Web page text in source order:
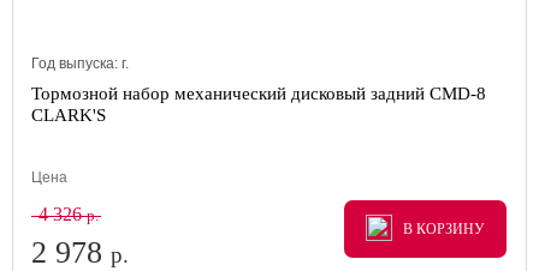
Год выпуска: г.
Тормозной набор механический дисковый задний CMD-8
CLARK'S
Цена
4 326р.
2 978 р.
В КОРЗИНУ
В КОРЗИНУ
В КОРЗИНУ